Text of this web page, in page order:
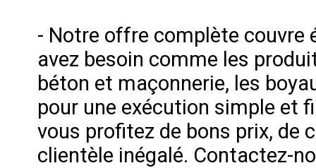
- Notre offre complète couvre
avez besoin comme les
béton et maçonnerie, les
pour une exécution simple et
vous profitez de bons prix, de
clientèle inégalé. Contactez-